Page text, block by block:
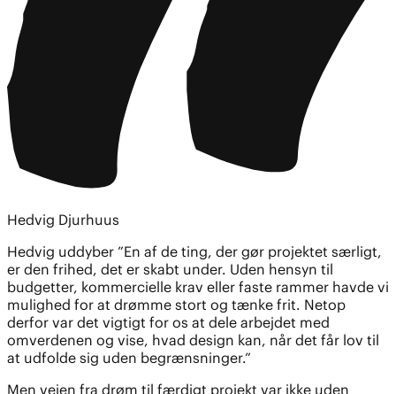
Hedvig Djurhuus
Hedvig uddyber ”En af de ting, der gør projektet særligt,
er den frihed, det er skabt under. Uden hensyn til
budgetter, kommercielle krav eller faste rammer havde vi
mulighed for at drømme stort og tænke frit. Netop
derfor var det vigtigt for os at dele arbejdet med
omverdenen og vise, hvad design kan, når det får lov til
at udfolde sig uden begrænsninger.”
Men vejen fra drøm til færdigt projekt var ikke uden